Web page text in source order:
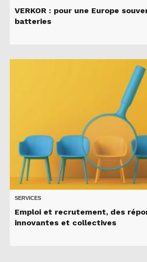
VERKOR : pour une Europe
batteries
SERVICES
Emploi et recrutement, des
innovantes et collectives